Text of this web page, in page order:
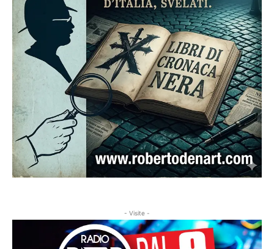
- Visite -